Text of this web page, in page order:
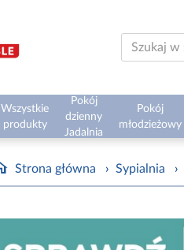
Wszystkie
produkty
Pokój
dzienny
Jadalnia
Pokój
młodzieżowy
Strona główna › Sypialnia ›